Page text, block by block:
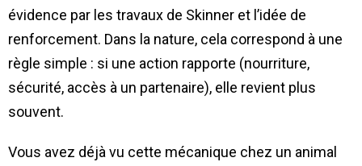
évidence par les travaux de Skinner et l’idée de
renforcement. Dans la nature, cela correspond à une
règle simple : si une action rapporte (nourriture,
sécurité, accès à un partenaire), elle revient plus
souvent.
Vous avez déjà vu cette mécanique chez un animal